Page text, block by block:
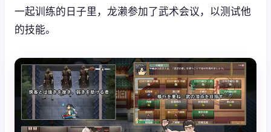
一起训练的日子里，龙濑参加了武术会议，以测试他
的技能。